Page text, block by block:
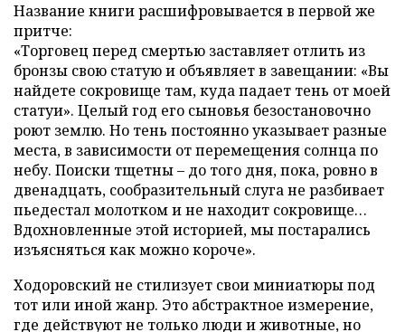
Название книги расшифровывается в первой же
притче:
«Торговец перед смертью заставляет отлить из
бронзы свою статую и объявляет в завещании: «Вы
найдете сокровище там, куда падает тень от моей
статуи». Целый год его сыновья безостановочно
роют землю. Но тень постоянно указывает разные
места, в зависимости от перемещения солнца по
небу. Поиски тщетны – до того дня, пока, ровно в
двенадцать, сообразительный слуга не разбивает
пьедестал молотком и не находит сокровище…
Вдохновленные этой историей, мы постарались
изъясняться как можно короче».
Ходоровский не стилизует свои миниатюры под
тот или иной жанр. Это абстрактное измерение,
где действуют не только люди и животные, но